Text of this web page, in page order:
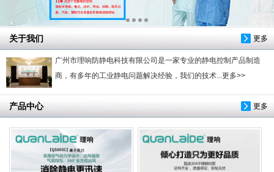
更多
关于我们
广州市理响防静电科技有限公司是一家专业的静电控制产品制造
商，有多年的工业静电问题解决经验，我们的技术...更多>>
更多
产品中心